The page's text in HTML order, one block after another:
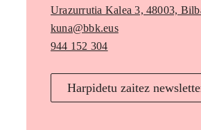
Urazurrutia Kalea 3, 48003,
kuna@bbk.eus
944 152 304
Harpidetu zaitez